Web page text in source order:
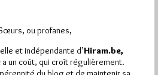
Hiram.be a reçu1 672 visites
(Source : Pirsch.io)
ou profanes,
et indépendante d’Hiram.be,
a un coût, qui croît régulièrement.